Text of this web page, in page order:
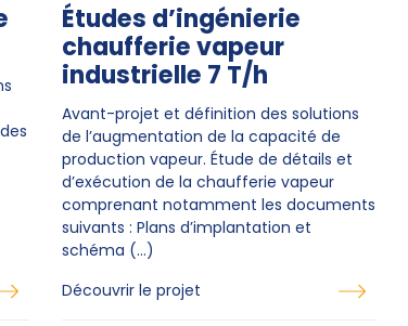
Études d’ingénierie
chaufferie vapeur
industrielle 7 T/h
Avant-projet et définition des solutions
de l’augmentation de la capacité de
production vapeur. Étude de détails et
d’exécution de la chaufferie vapeur
comprenant notamment les documents
suivants : Plans d’implantation et
schéma (…)
Découvrir le projet